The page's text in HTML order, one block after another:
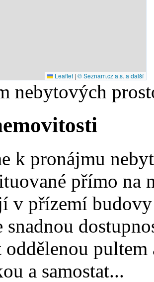
Leaflet | © Seznam.cz a.s. a další
nebytových
k pronájmu
přímo na
v přízemí
oddělenou
a samostat...